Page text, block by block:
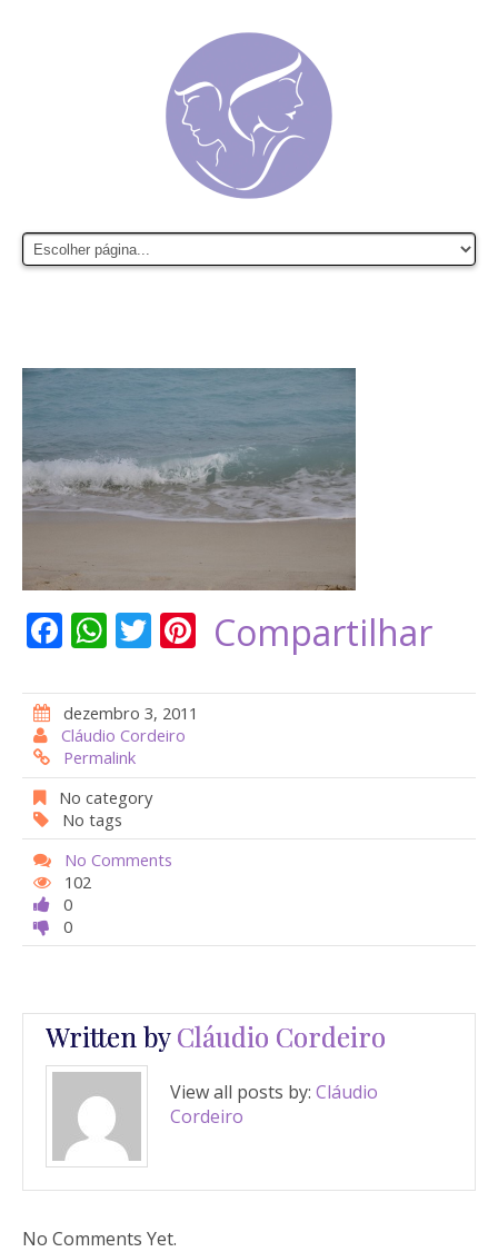
F
e
b
o
o
k
W
at
s
A
p
p
T
itt
er
Pi
er
st
Compartilhar
dezembro 3, 2011
Cláudio Cordeiro
Permalink
No category
No tags
No Comments
102
0
0
Written byCláudio Cordeiro
View all posts by: Cláudio
Cordeiro
No Comments Yet.